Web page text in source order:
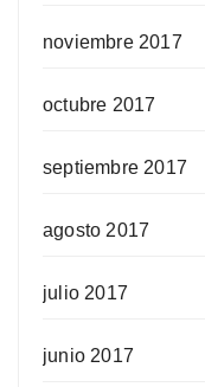
noviembre 2017
octubre 2017
septiembre 2017
agosto 2017
julio 2017
junio 2017